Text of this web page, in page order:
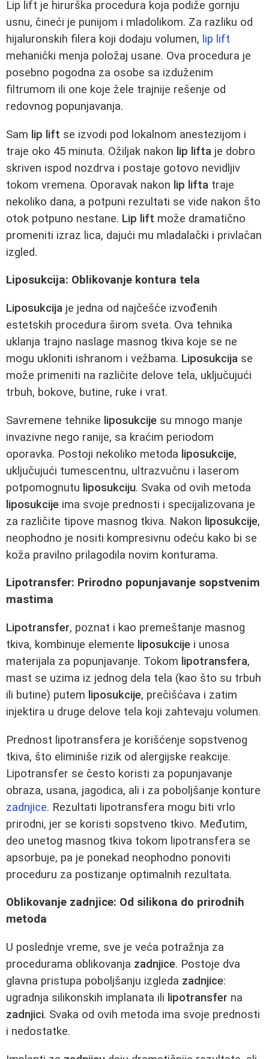
Lip lift je hirurška procedura koja podiže gornju
usnu, čineći je punijom i mladolikom. Za razliku od
hijaluronskih filera koji dodaju volumen, lip lift
mehanički menja položaj usane. Ova procedura je
posebno pogodna za osobe sa izduženim
filtrumom ili one koje žele trajnije rešenje od
redovnog popunjavanja.
Sam lip lift se izvodi pod lokalnom anestezijom i
traje oko 45 minuta. Ožiljak nakon lip lifta je dobro
skriven ispod nozdrva i postaje gotovo nevidljiv
tokom vremena. Oporavak nakon lip lifta traje
nekoliko dana, a potpuni rezultati se vide nakon što
otok potpuno nestane. Lip lift može dramatično
promeniti izraz lica, dajući mu mladalački i privlačan
izgled.
Liposukcija: Oblikovanje kontura tela
Liposukcija je jedna od najčešće izvođenih
estetskih procedura širom sveta. Ova tehnika
uklanja trajno naslage masnog tkiva koje se ne
mogu ukloniti ishranom i vežbama. Liposukcija se
može primeniti na različite delove tela, uključujući
trbuh, bokove, butine, ruke i vrat.
Savremene tehnike liposukcije su mnogo manje
invazivne nego ranije, sa kraćim periodom
oporavka. Postoji nekoliko metoda liposukcije,
uključujući tumescentnu, ultrazvučnu i laserom
potpomognutu liposukciju. Svaka od ovih metoda
liposukcije ima svoje prednosti i specijalizovana je
za različite tipove masnog tkiva. Nakon liposukcije,
neophodno je nositi kompresivnu odeću kako bi se
koža pravilno prilagodila novim konturama.
Lipotransfer: Prirodno popunjavanje sopstvenim
mastima
Lipotransfer, poznat i kao premeštanje masnog
tkiva, kombinuje elemente liposukcije i unosa
materijala za popunjavanje. Tokom lipotransfera,
mast se uzima iz jednog dela tela (kao što su trbuh
ili butine) putem liposukcije, prečišćava i zatim
injektira u druge delove tela koji zahtevaju volumen.
Prednost lipotransfera je korišćenje sopstvenog
tkiva, što eliminiše rizik od alergijske reakcije.
Lipotransfer se često koristi za popunjavanje
obraza, usana, jagodica, ali i za poboljšanje konture
zadnjice. Rezultati lipotransfera mogu biti vrlo
prirodni, jer se koristi sopstveno tkivo. Međutim,
deo unetog masnog tkiva tokom lipotransfera se
apsorbuje, pa je ponekad neophodno ponoviti
proceduru za postizanje optimalnih rezultata.
Oblikovanje zadnjice: Od silikona do prirodnih
metoda
U poslednje vreme, sve je veća potražnja za
procedurama oblikovanja zadnjice. Postoje dva
glavna pristupa poboljšanju izgleda zadnjice:
ugradnja silikonskih implanata ili lipotransfer na
zadnjici. Svaka od ovih metoda ima svoje prednosti
i nedostatke.